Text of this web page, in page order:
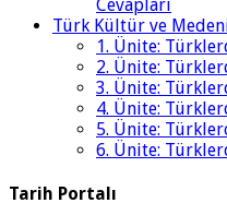
Cevapları
Türk Kültür ve
1. Ünite:
2. Ünite:
3. Ünite:
4. Ünite:
5. Ünite:
6. Ünite:
Tarih Portalı